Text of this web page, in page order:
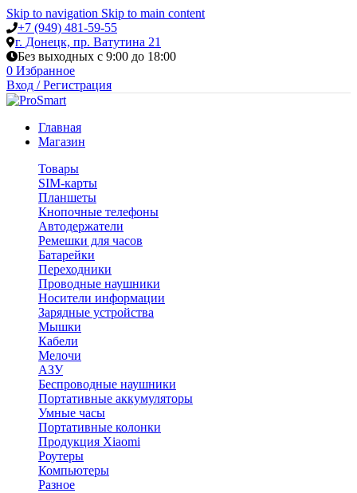
Skip to navigation Skip to main content
+7 (949) 481-59-55
г. Донецк, пр. Ватутина 21
Без выходных с 9:00 до 18:00
0 Избранное
Вход / Регистрация
Главная
Магазин
Товары
SIM-карты
Планшеты
Кнопочные телефоны
Автодержатели
Ремешки для часов
Батарейки
Переходники
Проводные наушники
Носители информации
Зарядные устройства
Мышки
Кабели
Мелочи
АЗУ
Беспроводные наушники
Портативные аккумуляторы
Умные часы
Портативные колонки
Продукция Xiaomi
Роутеры
Компьютеры
Разное